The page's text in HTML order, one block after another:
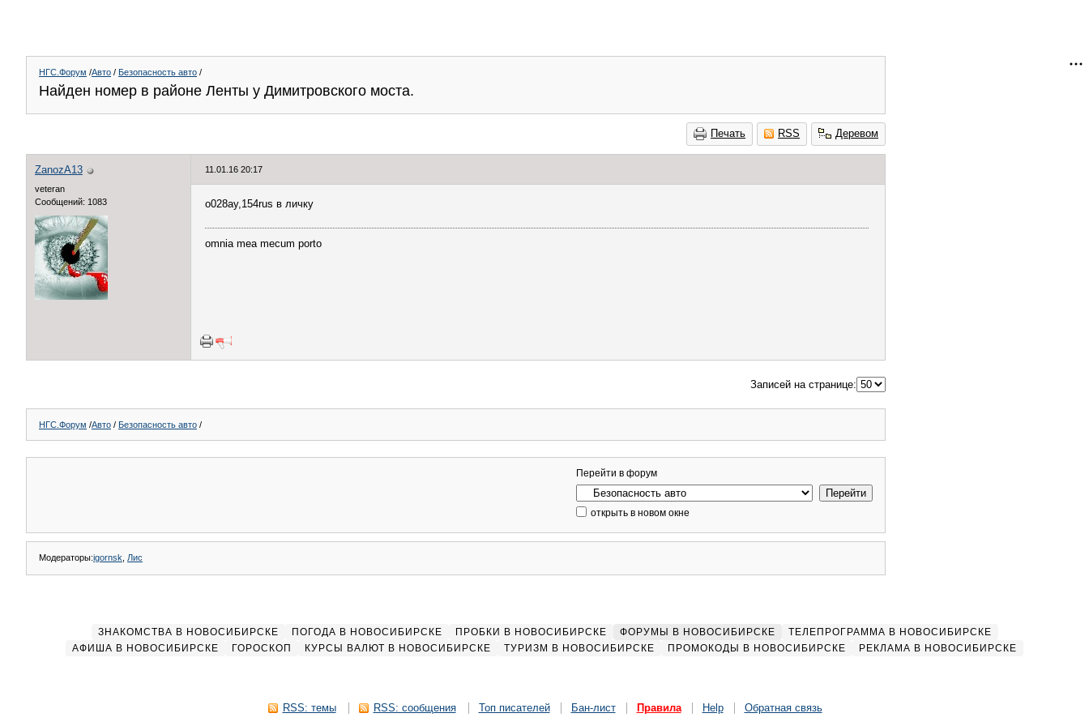
НГС.Форум /Авто / Безопасность авто /
Найден номер в районе Ленты у Димитровского моста.
Печать RSS Деревом
ZanozA13
veteran
Сообщений: 1083
11.01.16 20:17
о028ау,154rus в личку
omnia mea mecum porto
Записей на странице:
НГС.Форум /Авто / Безопасность авто /
Перейти в форум
открыть в новом окне
Модераторы:igornsk Лис
ЗНАКОМСТВА В НОВОСИБИРСКЕ ПОГОДА В НОВОСИБИРСКЕ ПРОБКИ В НОВОСИБИРСКЕ ФОРУМЫ В НОВОСИБИРСКЕ
ТЕЛЕПРОГРАММА В НОВОСИБИРСКЕ
АФИША В НОВОСИБИРСКЕ
ГОРОСКОП КУРСЫ ВАЛЮТ В НОВОСИБИРСКЕ ТУРИЗМ В НОВОСИБИРСКЕ ПРОМОКОДЫ В НОВОСИБИРСКЕ РЕКЛАМА В НОВОСИБИРСКЕ
RSS: темы RSS: сообщения Топ писателей Бан-лист Правила Help Обратная связь